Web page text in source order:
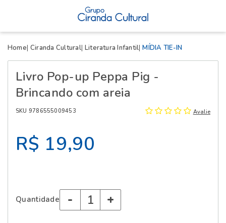
Home Ciranda Cultural Literatura Infantil MÍDIA TIE-IN
Livro Pop-up Peppa Pig -
Brincando com areia
SKU 9786555009453 Avalie
R$ 19,90
Quantidade - +